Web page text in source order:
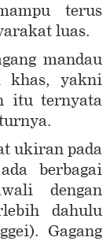
terus
luas.
mandau
khas, yakni
itu ternyata
ukiran pada
berbagai
dengan
dahulu
Gagang